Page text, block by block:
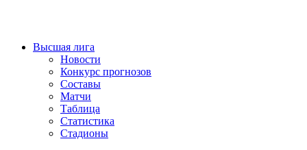
Высшая лига
Новости
Конкурс прогнозов
Составы
Матчи
Таблица
Статистика
Стадионы